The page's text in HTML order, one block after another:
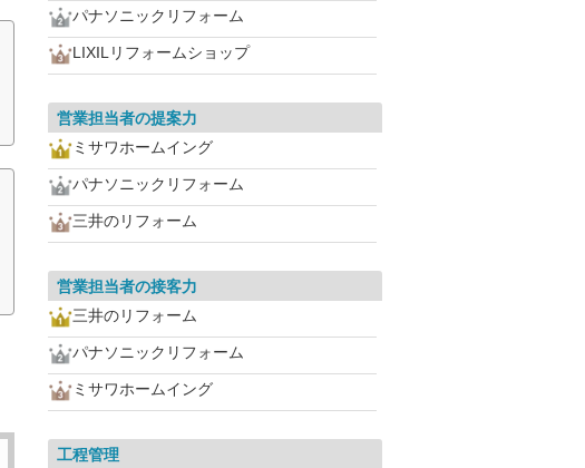
パナソニックリフォーム
LIXILリフォームショップ
営業担当者の提案力
ミサワホームイング
パナソニックリフォーム
三井のリフォーム
営業担当者の接客力
三井のリフォーム
パナソニックリフォーム
ミサワホームイング
工程管理